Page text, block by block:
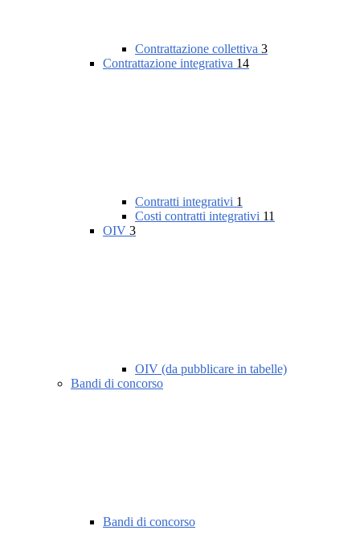
Contrattazione collettiva 3
Contrattazione integrativa 14
Contratti integrativi 1
Costi contratti integrativi 11
OIV 3
OIV (da pubblicare in tabelle)
Bandi di concorso
Bandi di concorso